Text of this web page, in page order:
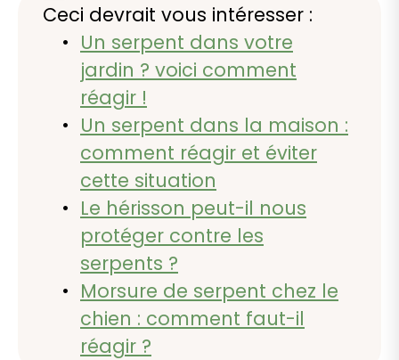
Ceci devrait vous intéresser :
Un serpent dans votre
jardin ? voici comment
réagir !
Un serpent dans la maison :
comment réagir et éviter
cette situation
Le hérisson peut-il nous
protéger contre les
serpents ?
Morsure de serpent chez le
chien : comment faut-il
réagir ?